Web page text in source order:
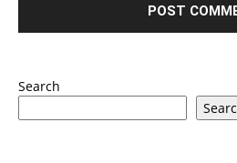
Search